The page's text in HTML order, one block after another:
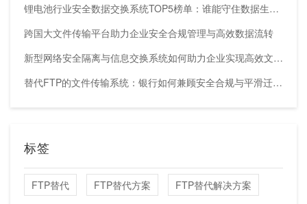
锂电池行业安全数据交换系统TOP5榜单：谁能守住数据生命线？
跨国大文件传输平台助力企业安全合规管理与高效数据流转
新型网络安全隔离与信息交换系统如何助力企业实现高效文件共享？
替代FTP的文件传输系统：银行如何兼顾安全合规与平滑迁移？
标签
FTP替代 FTP替代方案 FTP替代解决方案